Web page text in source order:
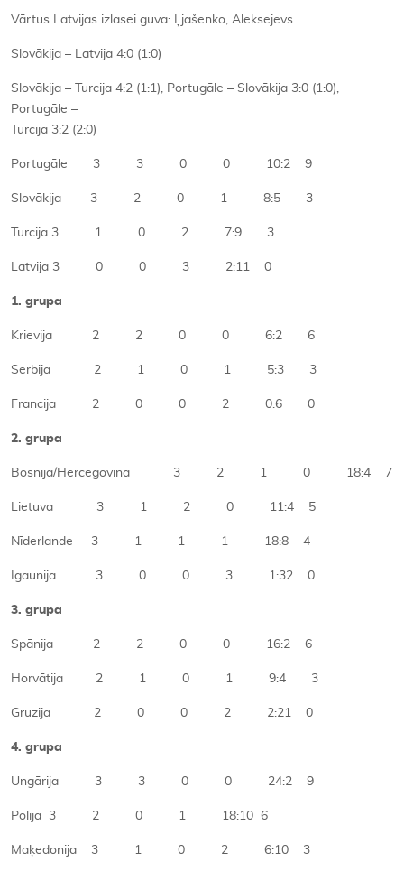
Vārtus Latvijas izlasei guva: Ļjašenko, Aleksejevs.
Slovākija – Latvija 4:0 (1:0)
Slovākija – Turcija 4:2 (1:1), Portugāle – Slovākija 3:0 (1:0),
Portugāle –
Turcija 3:2 (2:0)
Portugāle 3 3 0 0 10:2 9
Slovākija 3 2 0 1 8:5 3
Turcija 3 1 0 2 7:9 3
Latvija 3 0 0 3 2:11 0
1. grupa
Krievija 2 2 0 0 6:2 6
Serbija 2 1 0 1 5:3 3
Francija 2 0 0 2 0:6 0
2. grupa
Bosnija/Hercegovina 3 2 1 0 18:4 7
Lietuva 3 1 2 0 11:4 5
Nīderlande 3 1 1 1 18:8 4
Igaunija 3 0 0 3 1:32 0
3. grupa
Spānija 2 2 0 0 16:2 6
Horvātija 2 1 0 1 9:4 3
Gruzija 2 0 0 2 2:21 0
4. grupa
Ungārija 3 3 0 0 24:2 9
Polija 3 2 0 1 18:10 6
Maķedonija 3 1 0 2 6:10 3